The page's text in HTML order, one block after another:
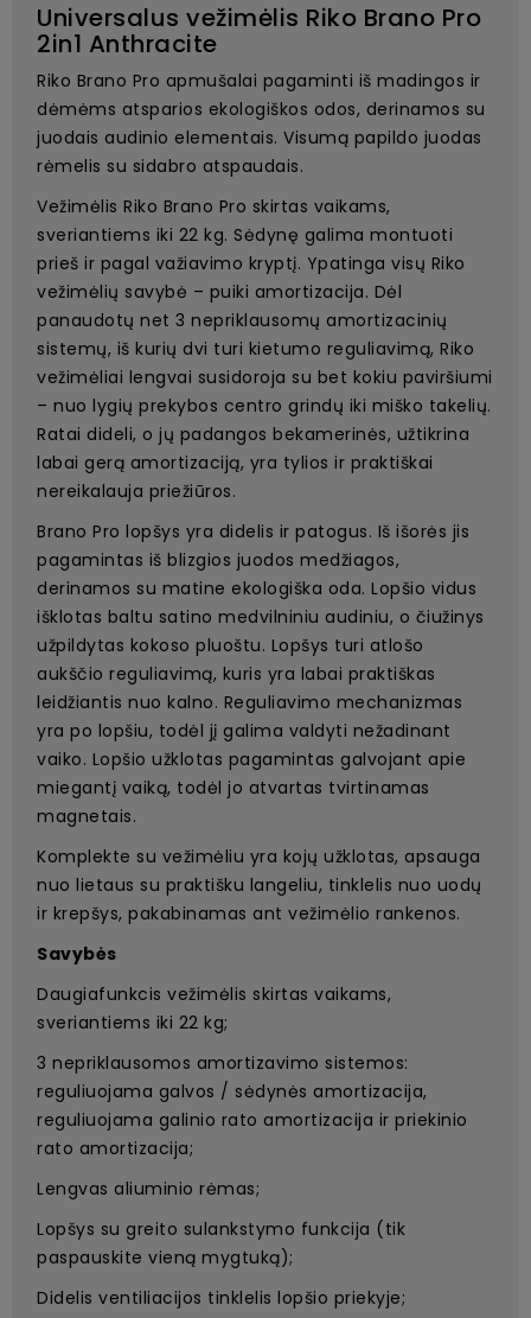
Universalus vežimėlis Riko Brano Pro
2in1 Anthracite
Riko Brano Pro apmušalai pagaminti iš madingos ir
dėmėms atsparios ekologiškos odos, derinamos su
juodais audinio elementais. Visumą papildo juodas
rėmelis su sidabro atspaudais.
Vežimėlis Riko Brano Pro skirtas vaikams,
sveriantiems iki 22 kg. Sėdynę galima montuoti
prieš ir pagal važiavimo kryptį. Ypatinga visų Riko
vežimėlių savybė – puiki amortizacija. Dėl
panaudotų net 3 nepriklausomų amortizacinių
sistemų, iš kurių dvi turi kietumo reguliavimą, Riko
vežimėliai lengvai susidoroja su bet kokiu paviršiumi
– nuo ​​lygių prekybos centro grindų iki miško takelių.
Ratai dideli, o jų padangos bekamerinės, užtikrina
labai gerą amortizaciją, yra tylios ir praktiškai
nereikalauja priežiūros.
Brano Pro lopšys yra didelis ir patogus. Iš išorės jis
pagamintas iš blizgios juodos medžiagos,
derinamos su matine ekologiška oda. Lopšio vidus
išklotas baltu satino medvilniniu audiniu, o čiužinys
užpildytas kokoso pluoštu. Lopšys turi atlošo
aukščio reguliavimą, kuris yra labai praktiškas
leidžiantis nuo kalno. Reguliavimo mechanizmas
yra po lopšiu, todėl jį galima valdyti nežadinant
vaiko. Lopšio užklotas pagamintas galvojant apie
miegantį vaiką, todėl jo atvartas tvirtinamas
magnetais.
Komplekte su vežimėliu yra kojų užklotas, apsauga
nuo lietaus su praktišku langeliu, tinklelis nuo uodų
ir krepšys, pakabinamas ant vežimėlio rankenos.
Savybės
Daugiafunkcis vežimėlis skirtas vaikams,
sveriantiems iki 22 kg;
3 nepriklausomos amortizavimo sistemos:
reguliuojama galvos / sėdynės amortizacija,
reguliuojama galinio rato amortizacija ir priekinio
rato amortizacija;
Lengvas aliuminio rėmas;
Lopšys su greito sulankstymo funkcija (tik
paspauskite vieną mygtuką);
Didelis ventiliacijos tinklelis lopšio priekyje;